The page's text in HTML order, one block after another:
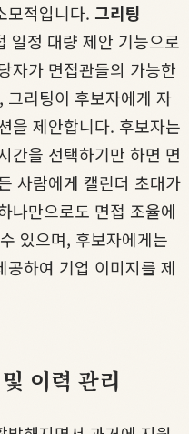
모적입니다. 그리팅
일정 대량 제안 기능으로
자가 면접관들의 가능한
그리팅이 후보자에게 자
을 제안합니다. 후보자는
간을 선택하기만 하면 면
사람에게 캘린더 초대가
나만으로도 면접 조율에
있으며, 후보자에게는
하여 기업 이미지를 제
이력 관리